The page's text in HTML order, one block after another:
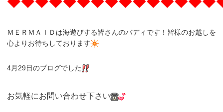
ＭＥＲＭＡＩＤは海遊びする皆さんのバディです！皆様のお越しを
心よりお待ちしております
4月29日のブログでした
お気軽にお問い合わせ下さい